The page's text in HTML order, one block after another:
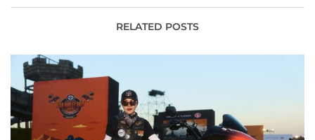
สไตล์ ไบเกอร์สาว
Collection จาก Wacoal
และมูลนิธิกาญจบารมี ราย
รณรงค์เกี่ยวกับโรคมะเร็ง
RELATED POSTS